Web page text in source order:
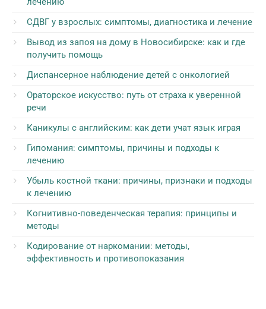
СДВГ у взрослых: симптомы, диагностика и лечение
Вывод из запоя на дому в Новосибирске: как и где
получить помощь
Диспансерное наблюдение детей с онкологией
Ораторское искусство: путь от страха к уверенной
речи
Каникулы с английским: как дети учат язык играя
Гипомания: симптомы, причины и подходы к
лечению
Убыль костной ткани: причины, признаки и подходы
к лечению
Когнитивно-поведенческая терапия: принципы и
методы
Кодирование от наркомании: методы,
эффективность и противопоказания